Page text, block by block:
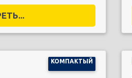
КОМПАКТЫЙ